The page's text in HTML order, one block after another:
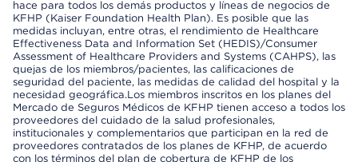
hace para todos los demás productos y líneas de negocios de
KFHP (Kaiser Foundation Health Plan). Es posible que las
medidas incluyan, entre otras, el rendimiento de Healthcare
Effectiveness Data and Information Set (HEDIS)/Consumer
Assessment of Healthcare Providers and Systems (CAHPS), las
quejas de los miembros/pacientes, las calificaciones de
seguridad del paciente, las medidas de calidad del hospital y la
necesidad geográfica.Los miembros inscritos en los planes del
Mercado de Seguros Médicos de KFHP tienen acceso a todos los
proveedores del cuidado de la salud profesionales,
institucionales y complementarios que participan en la red de
proveedores contratados de los planes de KFHP, de acuerdo
con los términos del plan de cobertura de KFHP de los